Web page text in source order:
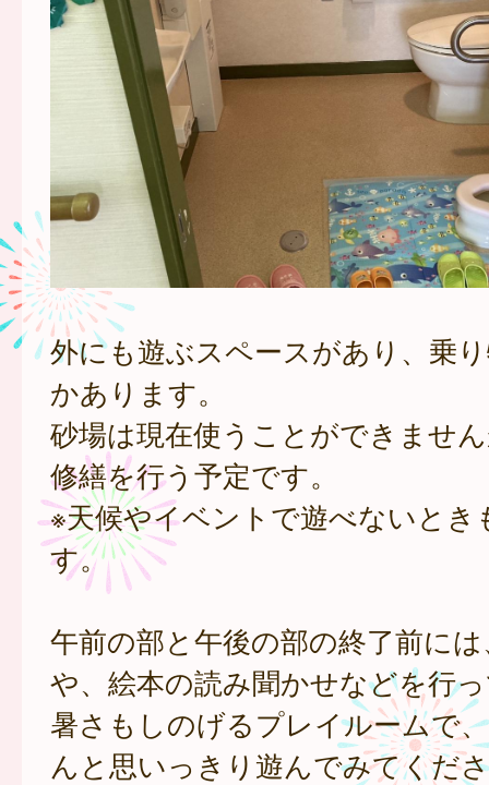
外にも遊ぶスペースがあり、乗
かあります。
砂場は現在使うことができませ
修繕を行う予定です。
※天候やイベントで遊べないとき
す。
午前の部と午後の部の終了前に
や、絵本の読み聞かせなどを行
暑さもしのげるプレイルームで
んと思いっきり遊んでみてくだ